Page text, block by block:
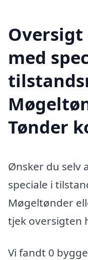
med
Tønder
Ønsker du selv
speciale i
Møgeltønder
tjek oversigten
Vi fandt 0